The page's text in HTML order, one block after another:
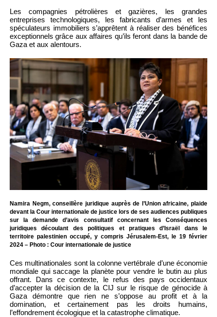
Les compagnies pétrolières et gazières, les grandes
entreprises technologiques, les fabricants d’armes et les
spéculateurs immobiliers s’apprêtent à réaliser des bénéfices
exceptionnels grâce aux affaires qu’ils feront dans la bande de
Gaza et aux alentours.
Namira Negm, conseillère juridique auprès de l’Union africaine, plaide
devant la Cour internationale de justice lors de ses audiences publiques
sur la demande d’avis consultatif concernant les Conséquences
juridiques découlant des politiques et pratiques d’Israël dans le
territoire palestinien occupé, y compris Jérusalem-Est, le 19 février
2024 – Photo : Cour internationale de justice
Ces multinationales sont la colonne vertébrale d’une économie
mondiale qui saccage la planète pour vendre le butin au plus
offrant. Dans ce contexte, le refus des pays occidentaux
d’accepter la décision de la CIJ sur le risque de génocide à
Gaza démontre que rien ne s’oppose au profit et à la
domination, et certainement pas les droits humains,
l’effondrement écologique et la catastrophe climatique.